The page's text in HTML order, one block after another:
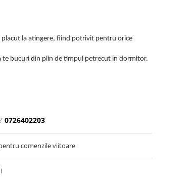
placut la atingere, fiind potrivit pentru orice
bucuri din plin de timpul petrecut in dormitor.
0726402203
comenzile viitoare